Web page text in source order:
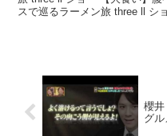
スで巡るラーメン旅 three ll シ
櫻井
グ